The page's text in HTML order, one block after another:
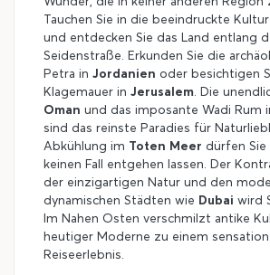
Tauchen Sie in die beeindruckte
und entdecken Sie das Land entlang
Seidenstraße. Erkunden Sie die
Petra in Jordanien oder besichtigen
Klagemauer in Jerusalem. Die
Oman und das imposante Wadi Rum
sind das reinste Paradies für
Abkühlung im Toten Meer dürfen Sie
keinen Fall entgehen lassen. Der
der einzigartigen Natur und den
dynamischen Städten wie Dubai wird
Im Nahen Osten verschmilzt antike
heutiger Moderne zu einem
Reiseerlebnis.